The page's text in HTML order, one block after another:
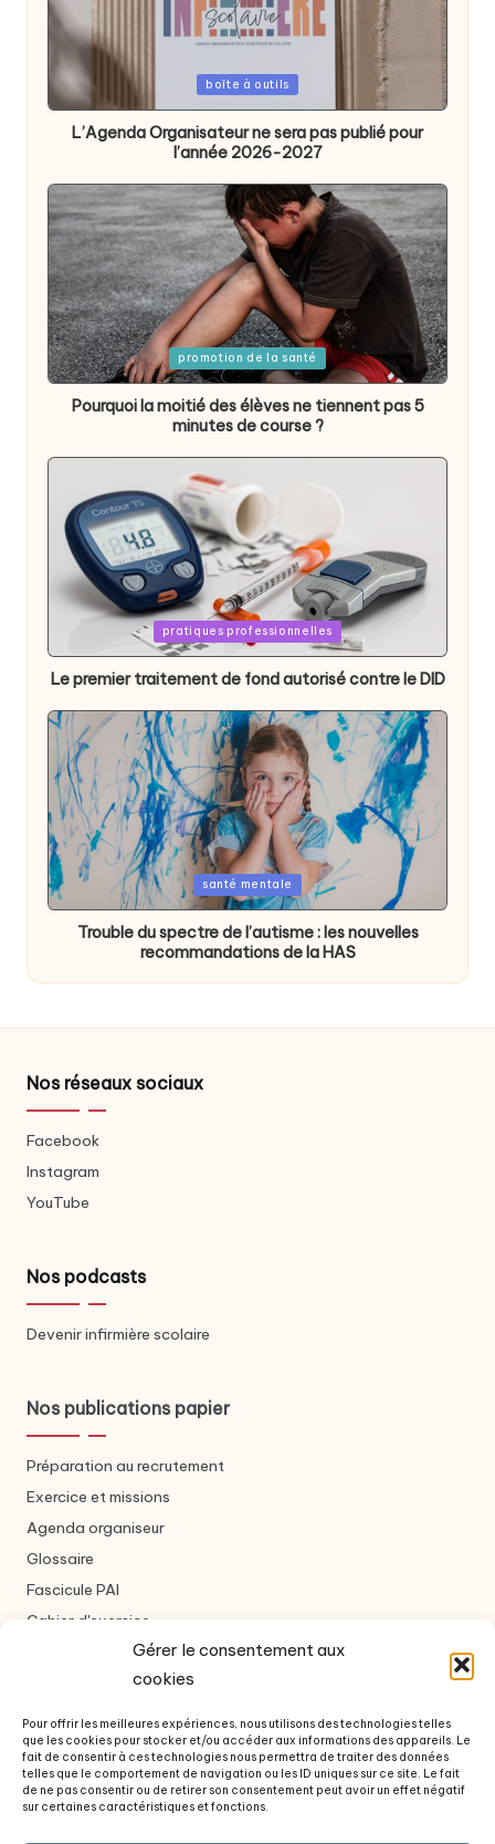
Gérer le consentement aux
cookies
Pour offrir les meilleures expériences, nous utilisons des technologies telles
que les cookies pour stocker et/ou accéder aux informations des appareils. Le
fait de consentir à ces technologies nous permettra de traiter des données
telles que le comportement de navigation ou les ID uniques sur ce site. Le fait
de ne pas consentir ou de retirer son consentement peut avoir un effet négatif
sur certaines caractéristiques et fonctions.
Posted
in
boîte à outils
L’Agenda Organisateur ne sera pas publié pour
l’année 2026-2027
Posted
in
promotion de la santé
Pourquoi la moitié des élèves ne tiennent pas 5
minutes de course ?
in
pratiques professionnelles
Le premier traitement de fond autorisé contre le DID
Posted
in
santé mentale
Trouble du spectre de l’autisme : les nouvelles
recommandations de la HAS
Nos réseaux sociaux
Facebook
Instagram
YouTube
Nos podcasts
Devenir infirmière scolaire
Nos publications papier
Préparation au recrutement
Exercice et missions
Agenda organiseur
Glossaire
Fascicule PAI
Cahier d'exercice
Formulaire de contact
À propos des auteurs
Questions fréquentes